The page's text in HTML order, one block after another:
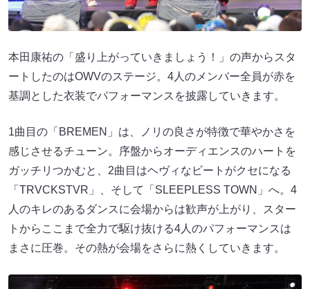
本田康祐の「盛り上がっていきましょう！」の声からスタ
ートしたのはOWVのステージ。4人のメンバー全員が赤を
基調とした衣装でパフォーマンスを披露していきます。
1曲目の「BREMEN」は、ノリの良さが特徴で華やかさを
感じさせるチューン。序盤からオーディエンスのハートを
ガッチリつかむと、2曲目はヘヴィなビートがクセになる
「TRVCKSTVR」、そして「SLEEPLESS TOWN」へ。4
人のキレのあるダンスに会場からは歓声が上がり、スター
トからここまで全力で駆け抜ける4人のパフォーマンスは
まさに圧巻。その熱が会場をさらに熱くしていきます。